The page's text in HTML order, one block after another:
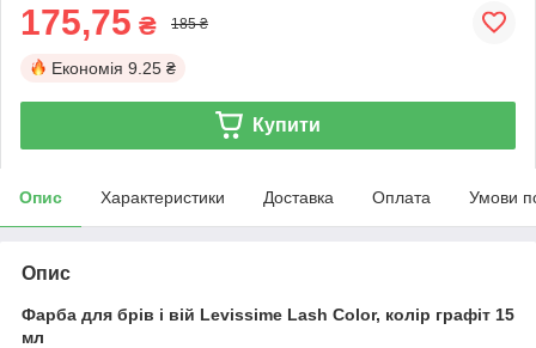
175,75 ₴ 185 ₴
Економія 9.25 ₴
Купити
Опис Характеристики Доставка Оплата Умови
Опис
Фарба для брів і вій Levissime Lash Color, колір графіт 15
мл